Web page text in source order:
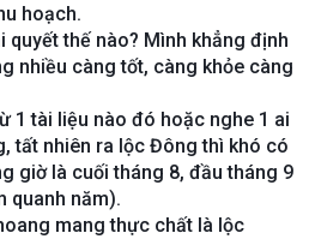
hoạch.
quyết thế nào? Mình khẳng định
nhiều càng tốt, càng khỏe càng
1 tài liệu nào đó hoặc nghe 1 ai
tất nhiên ra lộc Đông thì khó có
giờ là cuối tháng 8, đầu tháng 9
quanh năm).
mang thực chất là lộc